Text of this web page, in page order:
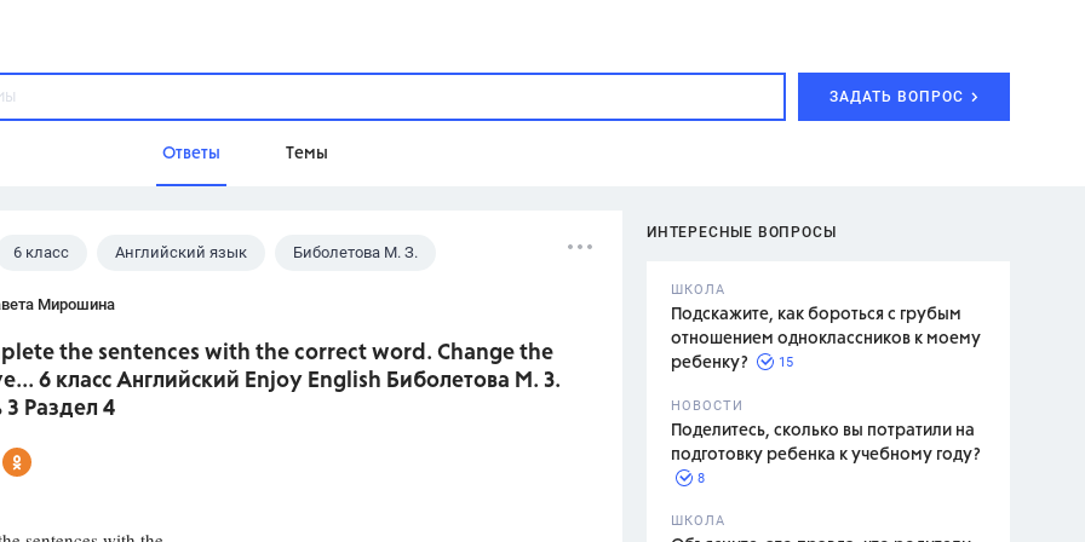
ЗАДАТЬ ВОПРОС
Ответы Темы
Домашнее задание
Школа
ИНТЕРЕСНЫЕ ВОПРОСЫ
ШКОЛА
Подскажите, как бороться с грубым
отношением одноклассников к моему
ребенку?
15
НОВОСТИ
Поделитесь, сколько вы потратили на
подготовку ребенка к учебному году?
8
ШКОЛА
6 класс Английский язык Биболетова М. З.
Мирошина
the sentences with the correct word. Change the
6 класс Английский Enjoy English Биболетова М. З.
Раздел 4